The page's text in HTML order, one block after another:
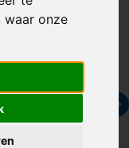
waar onze